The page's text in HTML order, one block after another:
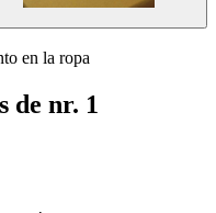
en la ropa
de nr. 1